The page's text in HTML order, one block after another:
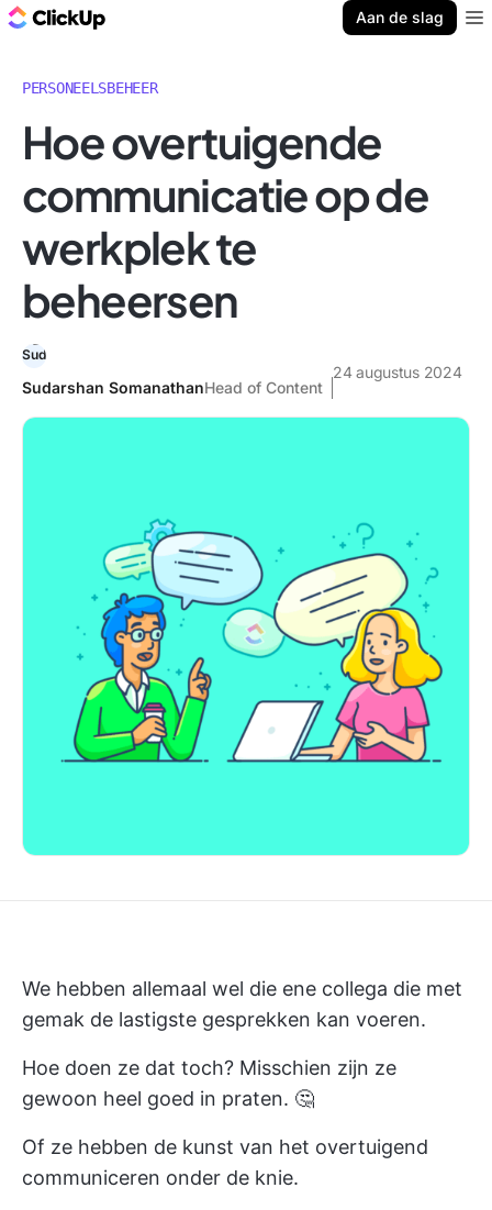
Aan de slag
PERSONEELSBEHEER
Hoe overtuigende
communicatie op de
werkplek te
beheersen
Sudarshan SomanathanHead of Content
24 augustus 2024
We hebben allemaal wel die ene collega die met
gemak de lastigste gesprekken kan voeren.
Hoe doen ze dat toch? Misschien zijn ze
gewoon heel goed in praten. 🤔
Of ze hebben de kunst van het overtuigend
communiceren onder de knie.